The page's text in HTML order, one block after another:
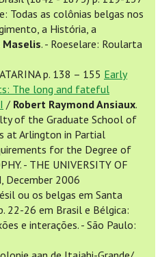
Todas as colônias belgas nos
a História, a
. - Roeselare: Roularta
p. 138 – 155 Early
The long and fateful
/ Robert Raymond Ansiaux.
of the Graduate School of
at Arlington in Partial
for the Degree of
- THE UNIVERSITY OF
December 2006
ou os belgas em Santa
22-26 em Brasil e Bélgica:
e interações. - São Paulo: